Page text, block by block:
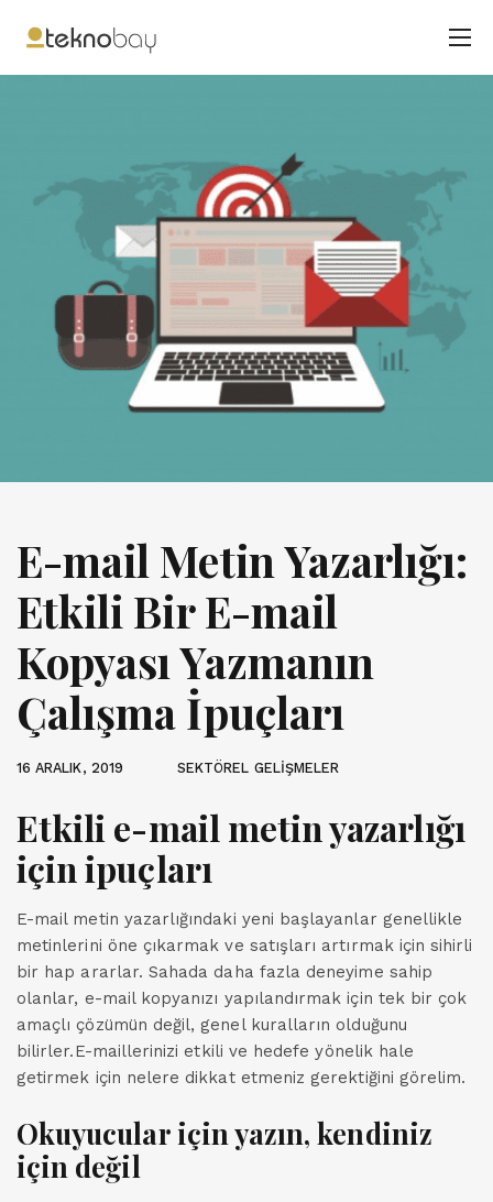
E-mail Metin Yazarlığı:
Etkili Bir E-mail
Kopyası Yazmanın
Çalışma İpuçları
16 ARALIK, 2019 SEKTÖREL GELİŞMELER
Etkili e-mail metin yazarlığı
için ipuçları
E-mail metin yazarlığındaki yeni başlayanlar genellikle
metinlerini öne çıkarmak ve satışları artırmak için sihirli
bir hap ararlar. Sahada daha fazla deneyime sahip
olanlar, e-mail kopyanızı yapılandırmak için tek bir çok
amaçlı çözümün değil, genel kuralların olduğunu
bilirler.E-maillerinizi etkili ve hedefe yönelik hale
getirmek için nelere dikkat etmeniz gerektiğini görelim.
Okuyucular için yazın, kendiniz
için değil